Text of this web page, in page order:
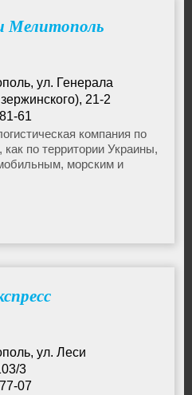
Мелитополь
ул. Генерала
21-2
61
auto.com.uaкомпания по
по территории Украины,
морским и
ул. Леси
3
07